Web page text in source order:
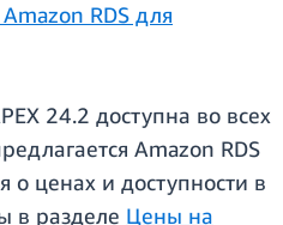
RDS для
24.2 доступна во всех
Amazon RDS
о ценах и доступности в
в разделе Цены на